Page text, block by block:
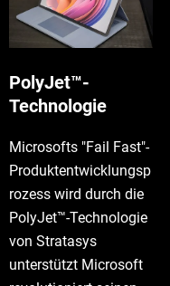
PolyJet™-
Technologie
Microsofts "Fail Fast"-
Produktentwicklungsp
rozess wird durch die
PolyJet™-Technologie
von Stratasys
unterstützt Microsoft